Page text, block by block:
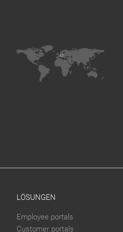
LÖSUNGEN
Employee portals
Customer portals